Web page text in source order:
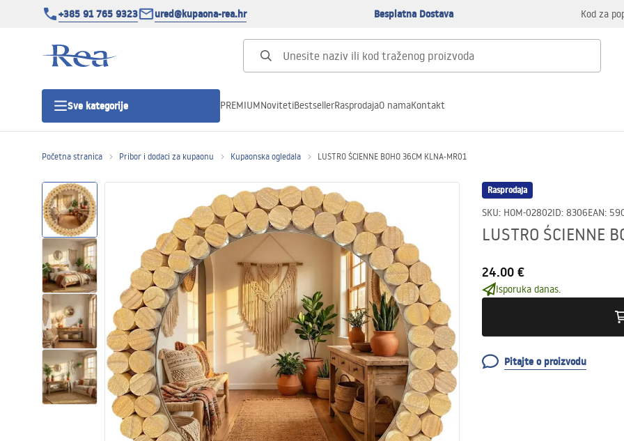
+385 91 765 9323 ured@kupaona-rea.hr Besplatna Dostava Kod za
Sve kategorije
Tuš vrata
Tuš kade
Linearni odvodi
Zahodi, toaleti
Umivaonici
Kade i paravani
PREMIUMNovitetiBestsellerRasprodajaO namaKontakt
Početna stranica Pribor i dodaci za kupaonu Kupaonska ogledala LUSTRO ŚCIENNE BOHO 36CM KLNA-MR01
Rasprodaja
SKU: HOM-02802ID: 8306EAN:
LUSTRO ŚCIENNE
24.00 €
Isporuka danas.
Pitajte o proizvodu